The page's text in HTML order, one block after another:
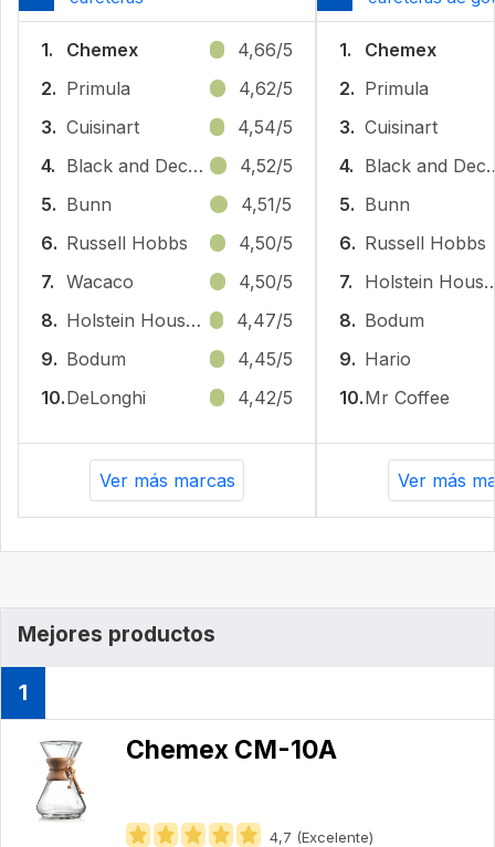
1. Chemex
4,66/5
2. Primula
4,62/5
3. Cuisinart
4,54/5
4.
Black and Decker
4,52/5
5. Bunn
4,51/5
6. Russell Hobbs
4,50/5
7. Wacaco
4,50/5
8.
Holstein Housewares
4,47/5
9. Bodum
4,45/5
10.DeLonghi 4,42/5
Ver más marcas
1.
Chemex
2. Primula
3. Cuisinart
4.
5. Bunn
6. Russell Hobbs
7.
Holstein
8. Bodum
9. Hario
10.Mr Coffee
Ver más
Mejores productos
1
Chemex CM-10A
4,7 (Excelente)